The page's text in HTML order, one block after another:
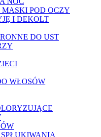
MASKI POD OCZY
I DEKOLT
DO UST
WŁOSÓW